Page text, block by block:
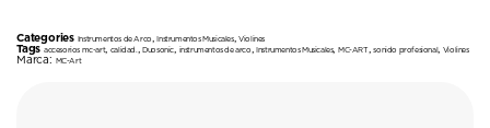
Categories Instrumentos de Arco ,Instrumentos Musicales,Violines
Tags accesorios mc-art, calidad. ,Duosonic instrumentos de arco ,Instrumentos Musicales,MC-ART,sonido profesional, Violines
Marca: MC-Art